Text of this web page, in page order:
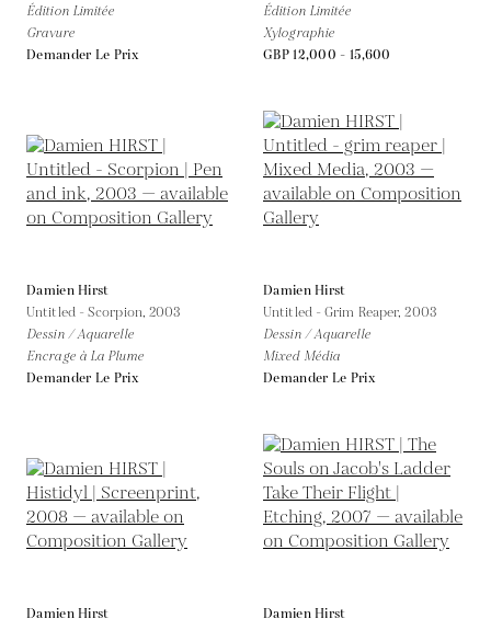
Édition Limitée
Gravure
Demander Le Prix
Édition Limitée
Xylographie
GBP 12,000 - 15,600
Damien Hirst
Untitled - Scorpion,2003
Dessin / Aquarelle
Encrage à La Plume
Demander Le Prix
Damien Hirst
Untitled - Grim Reaper,2003
Dessin / Aquarelle
Mixed Média
Demander Le Prix
Damien Hirst
Damien Hirst